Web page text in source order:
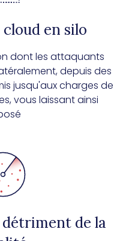
en silo
dont les attaquants
depuis des
jusqu'aux charges de
vous laissant ainsi
de la